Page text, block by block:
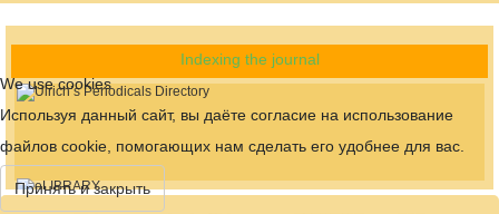
Indexing the journal
We use cookies
Используя данный сайт, вы даёте согласие на использование
файлов cookie, помогающих нам сделать его удобнее для вас.
Принять и закрыть